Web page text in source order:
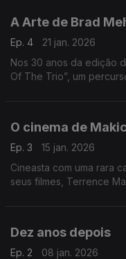
A Arte de Brad
Ep. 4
21 jan. 2026
Nos 30 anos da edição
Of The Trio”, um
O cinema de
Ep. 3
15 jan. 2026
Cineasta com uma rara
seus filmes, Terrence
Dez anos depois
Ep. 2
08 jan. 2026